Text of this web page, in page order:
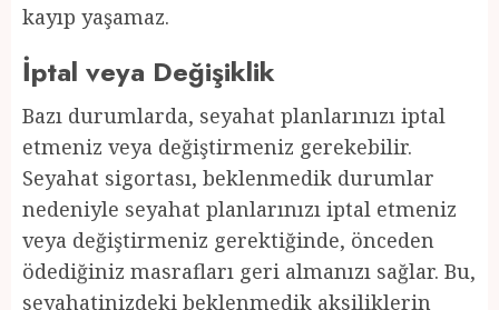
kayıp yaşamaz.
İptal veya Değişiklik
Bazı durumlarda, seyahat planlarınızı iptal
etmeniz veya değiştirmeniz gerekebilir.
Seyahat sigortası, beklenmedik durumlar
nedeniyle seyahat planlarınızı iptal etmeniz
veya değiştirmeniz gerektiğinde, önceden
ödediğiniz masrafları geri almanızı sağlar. Bu,
seyahatinizdeki beklenmedik aksiliklerin